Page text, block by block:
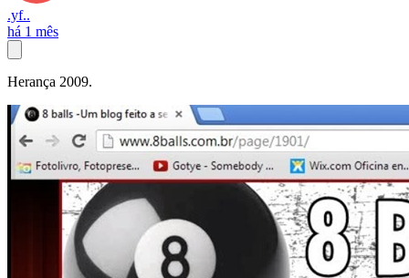
.yf..
há 1 mês
Herança 2009.